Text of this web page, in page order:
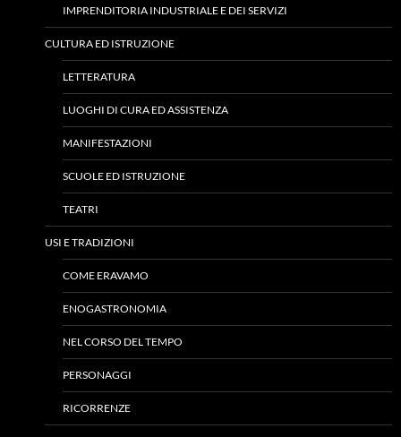
IMPRENDITORIA INDUSTRIALE E DEI SERVIZI
CULTURA ED ISTRUZIONE
LETTERATURA
LUOGHI DI CURA ED ASSISTENZA
MANIFESTAZIONI
SCUOLE ED ISTRUZIONE
TEATRI
USI E TRADIZIONI
COME ERAVAMO
ENOGASTRONOMIA
NEL CORSO DEL TEMPO
PERSONAGGI
RICORRENZE